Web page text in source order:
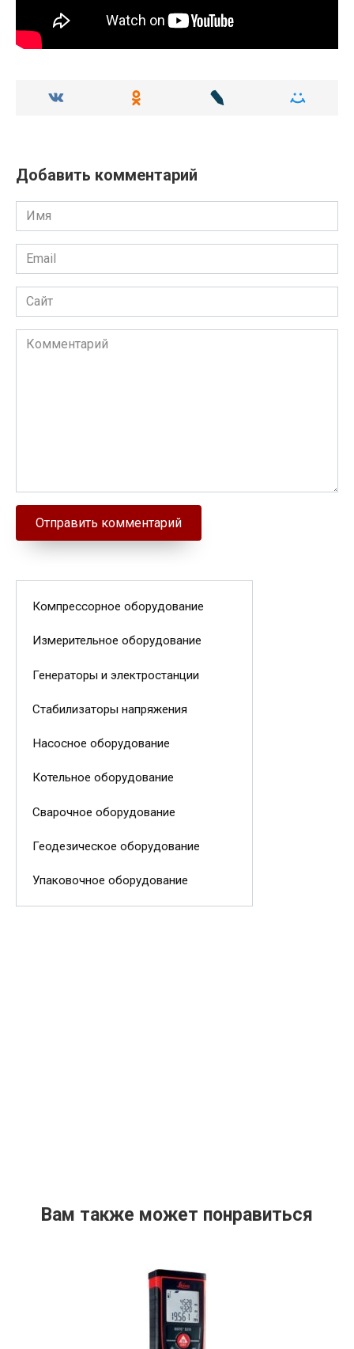
Добавить комментарий
Имя
Email
Сайт
Комментарий
Компрессорное оборудование
Измерительное оборудование
Генераторы и электростанции
Стабилизаторы напряжения
Насосное оборудование
Котельное оборудование
Сварочное оборудование
Геодезическое оборудование
Упаковочное оборудование
Вам также может понравиться